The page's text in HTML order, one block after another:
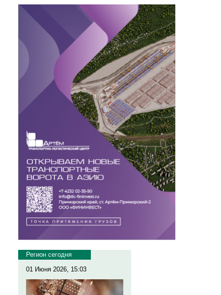
Регион сегодня
01 Июня 2026, 15:03